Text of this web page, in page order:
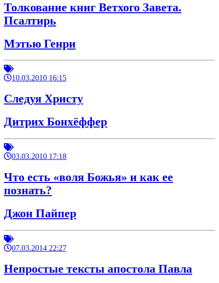
Толкование книг Ветхого Завета.
Псалтирь
Мэтью Генри
10.03.2010 16:15
Следуя Христу
Дитрих Бонхёффер
03.03.2010 17:18
Что есть «воля Божья» и как ее
познать?
Джон Пайпер
07.03.2014 22:27
Непростые тексты апостола Павла